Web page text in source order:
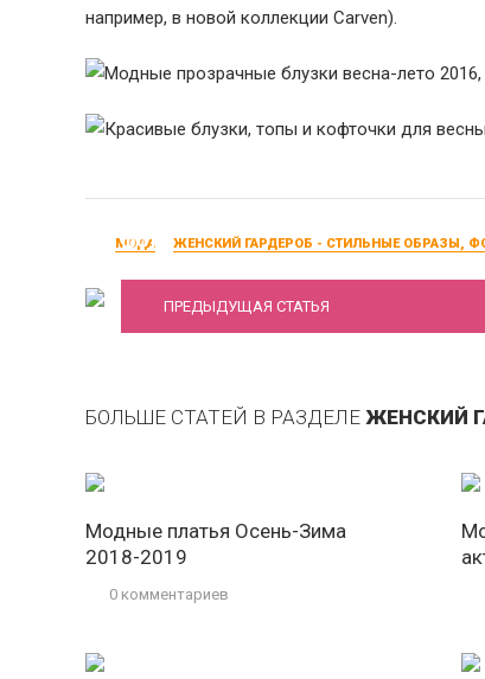
например, в новой коллекции Carven).
МОДА ЖЕНСКИЙ ГАРДЕРОБ - СТИЛЬНЫЕ ОБРАЗЫ,
фото
ПРЕДЫДУЩАЯ СТАТЬЯ
БОЛЬШЕ СТАТЕЙ В РАЗДЕЛЕ ЖЕНСКИЙ
Модные платья Осень-Зима
2018-2019
0 комментариев